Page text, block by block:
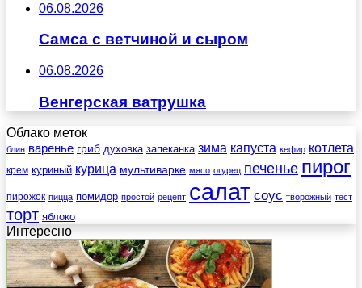
06.08.2026
Самса с ветчиной и сыром
06.08.2026
Венгерская ватрушка
Облако меток
блин варенье гриб духовка запеканка зима капуста кефир котлета
крем куриный курица мультиварке мясо огурец печенье пирог
пирожок пицца помидор простой рецепт салат соус творожный тест
торт яблоко
Интересно